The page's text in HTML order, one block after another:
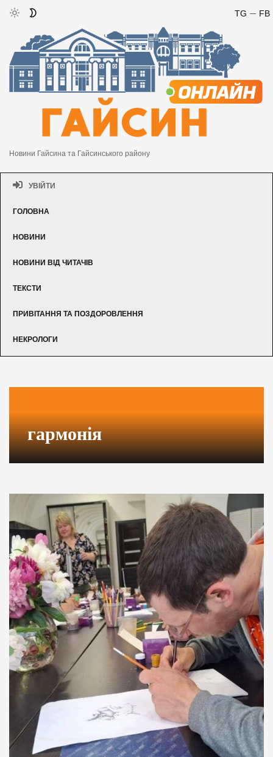
FB
TG
Новини Гайсина та Гайсинського району
УВІЙТИ
ГОЛОВНА
НОВИНИ
НОВИНИ ВІД ЧИТАЧІВ
ТЕКСТИ
ПРИВІТАННЯ ТА ПОЗДОРОВЛЕННЯ
НЕКРОЛОГИ
гармонія